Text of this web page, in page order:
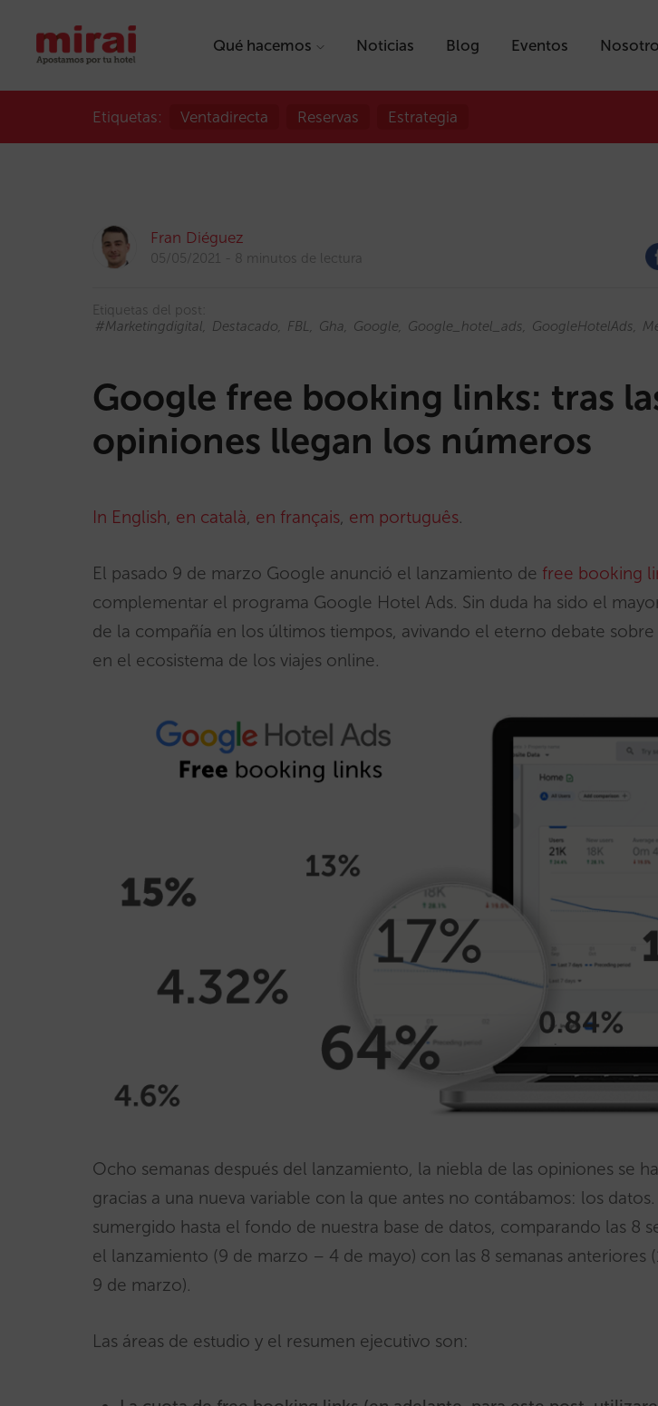
Qué hacemos Noticias Blog Eventos
Etiquetas: Ventadirecta Reservas Estrategia
Fran Diéguez
05/05/2021 8 minutos de lectura
Etiquetas del post:
#marketingdigital
Destacado FBL Gha Google Google_hotel_ads GoogleHotelAds
Google free booking links: tras
opiniones llegan los números
In English, en català, en français, em português.
El pasado 9 de marzo Google anunció el lanzamiento de free booking
complementar el programa Google Hotel Ads. Sin duda ha sido el
de la compañía en los últimos tiempos, avivando el eterno debate sobre
en el ecosistema de los viajes online.
Ocho semanas después del lanzamiento, la niebla de las opiniones se
gracias a una nueva variable con la que antes no contábamos: los
sumergido hasta el fondo de nuestra base de datos, comparando las 8
el lanzamiento (9 de marzo – 4 de mayo) con las 8 semanas anteriores
9 de marzo).
Las áreas de estudio y el resumen ejecutivo son: